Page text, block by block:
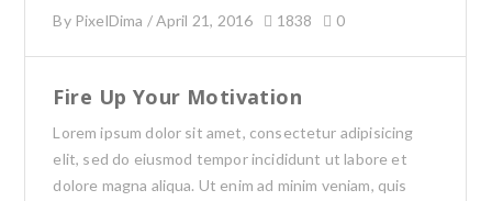
By PixelDima /April 21, 2016 1838 0
Fire Up Your Motivation
Lorem ipsum dolor sit amet, consectetur adipisicing
elit, sed do eiusmod tempor incididunt ut labore et
dolore magna aliqua. Ut enim ad minim veniam, quis